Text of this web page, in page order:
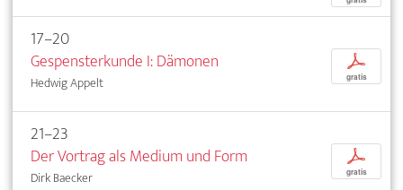
17–20
Gespensterkunde I: Dämonen
Hedwig Appelt
p
gratis
21–23
Der Vortrag als Medium und Form
Dirk Baecker
p
gratis